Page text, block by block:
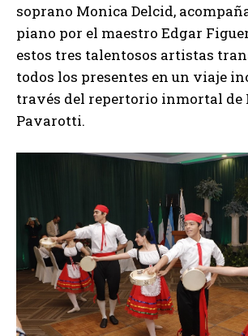
soprano Monica Delcid,
piano por el maestro Edgar
estos tres talentosos artistas
todos los presentes en un viaje
través del repertorio inmortal de
Pavarotti.